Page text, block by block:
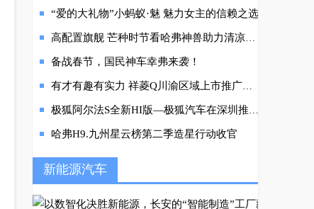
“爱的大礼物”小蚂蚁·魅 魅力女主的信赖之选
高配置旗舰 芒种时节看哈弗神兽助力清凉一夏
备战春节，国民神车幸弗来袭！
有才有趣有实力 祥菱Q川渝区域上市推广会圆满举行
极狐阿尔法S全新HI版—极狐汽车在深圳推送城区NCA
哈弗H9.九州星云榜第二季造星行动收官
新能源汽车